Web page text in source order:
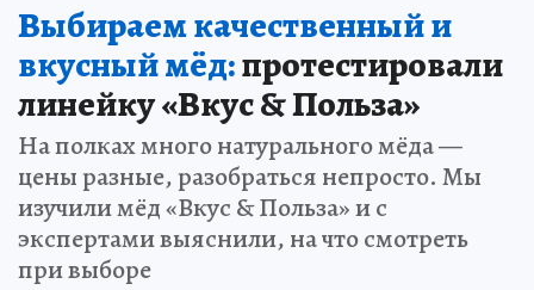
Выбираем качественный и
вкусный мёд:протестировали
линейку «Вкус & Польза»
На полках много натурального мёда —
цены разные, разобраться непросто. Мы
изучили мёд «Вкус & Польза» и с
экспертами выяснили, на что смотреть
при выборе